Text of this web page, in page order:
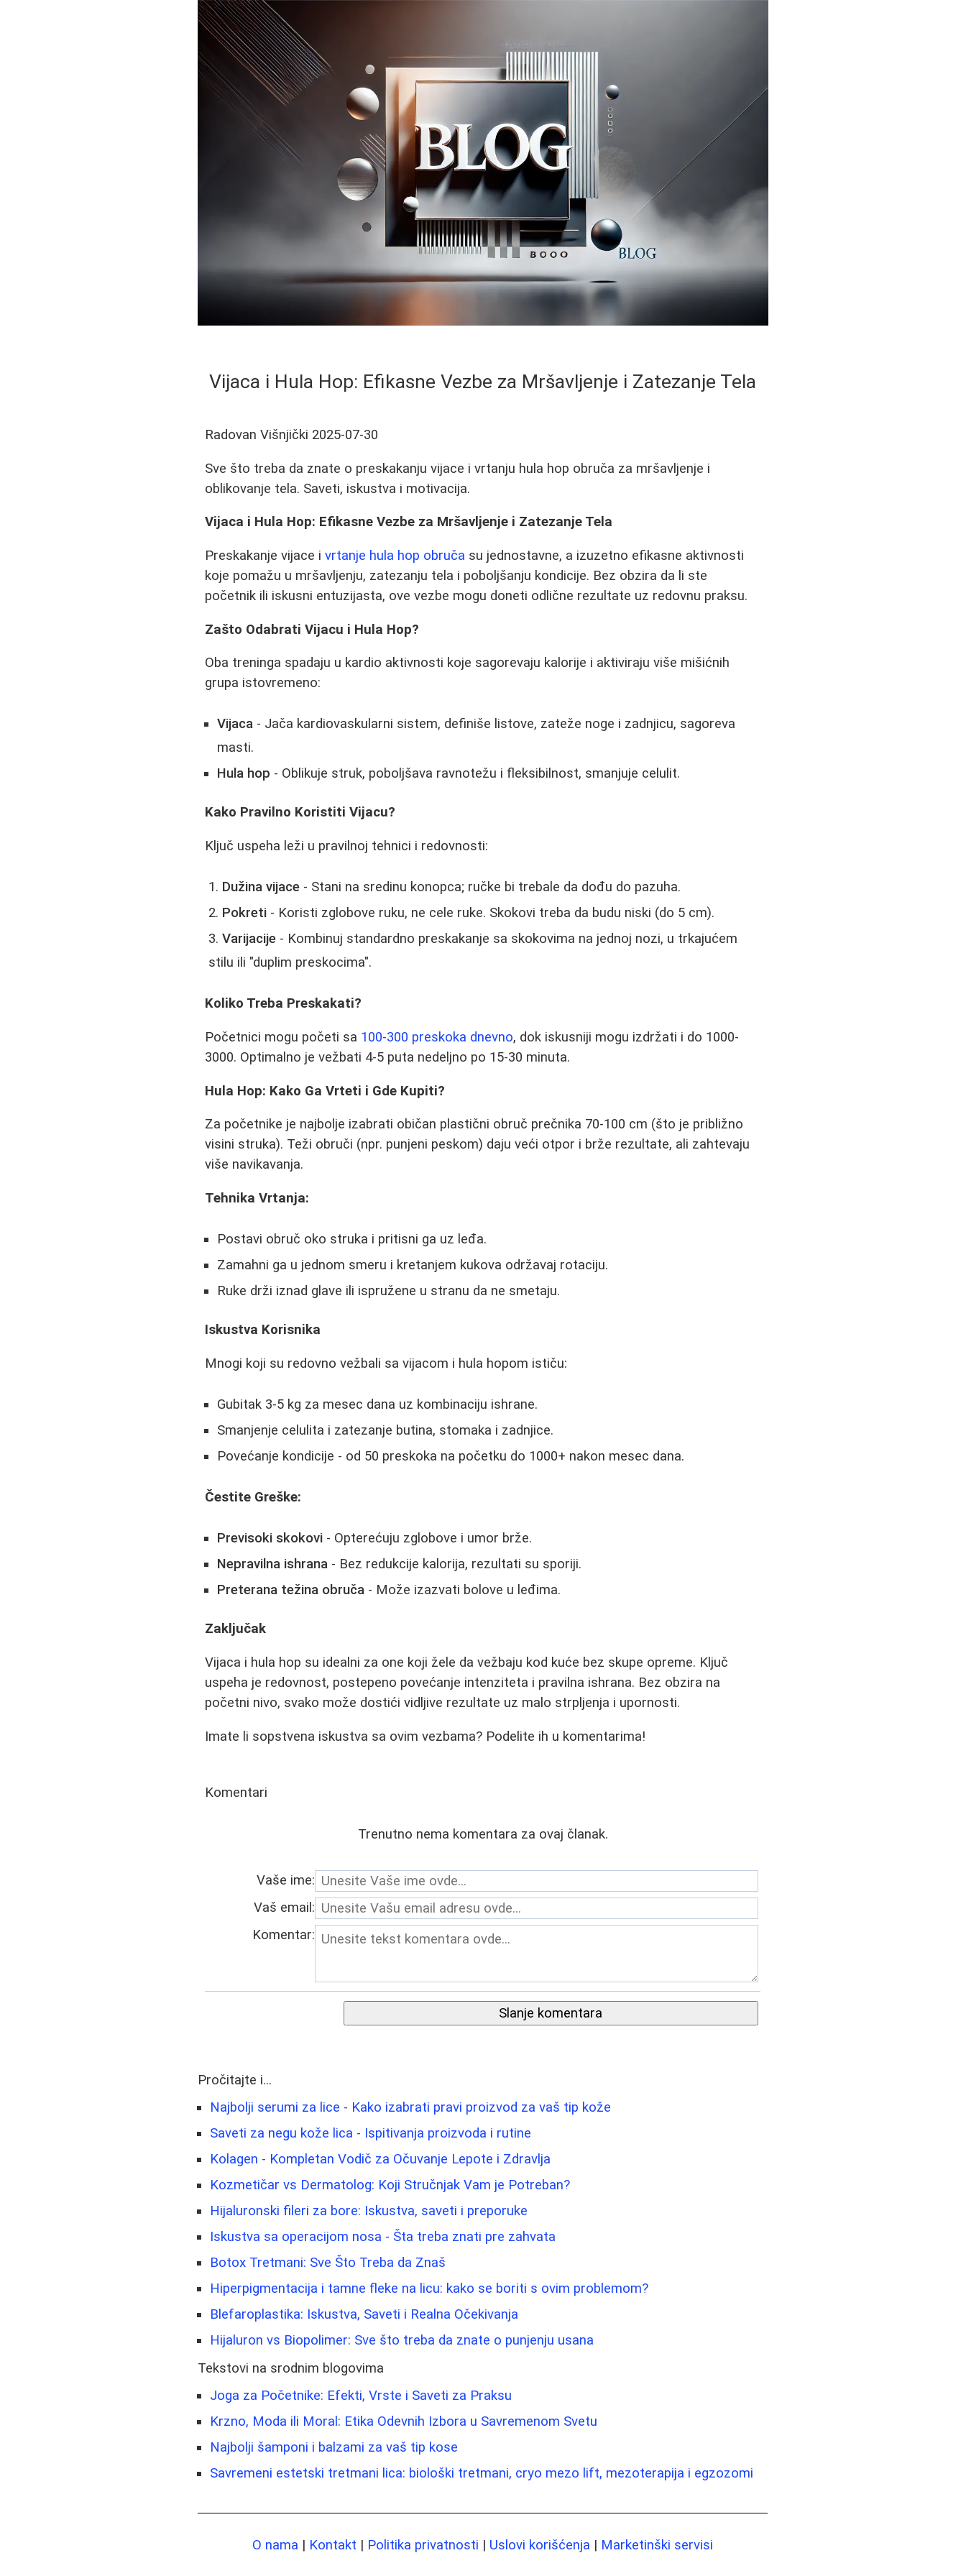
Vijaca i Hula Hop: Efikasne Vezbe za Mršavljenje i Zatezanje Tela
Radovan Višnjički 2025-07-30
Sve što treba da znate o preskakanju vijace i vrtanju hula hop obruča za mršavljenje i
oblikovanje tela. Saveti, iskustva i motivacija.
Vijaca i Hula Hop: Efikasne Vezbe za Mršavljenje i Zatezanje Tela
Preskakanje vijace ivrtanje hula hop obruča su jednostavne, a izuzetno efikasne aktivnosti
koje pomažu u mršavljenju, zatezanju tela i poboljšanju kondicije. Bez obzira da li ste
početnik ili iskusni entuzijasta, ove vezbe mogu doneti odlične rezultate uz redovnu praksu.
Zašto Odabrati Vijacu i Hula Hop?
Oba treninga spadaju u kardio aktivnosti koje sagorevaju kalorije i aktiviraju više mišićnih
grupa istovremeno:
Vijaca - Jača kardiovaskularni sistem, definiše listove, zateže noge i zadnjicu, sagoreva
masti.
Hula hop - Oblikuje struk, poboljšava ravnotežu i fleksibilnost, smanjuje celulit.
Kako Pravilno Koristiti Vijacu?
Ključ uspeha leži u pravilnoj tehnici i redovnosti:
Dužina vijace - Stani na sredinu konopca; ručke bi trebale da dođu do pazuha.
Pokreti - Koristi zglobove ruku, ne cele ruke. Skokovi treba da budu niski (do 5 cm).
Varijacije - Kombinuj standardno preskakanje sa skokovima na jednoj nozi, u trkajućem
stilu ili "duplim preskocima".
Koliko Treba Preskakati?
Početnici mogu početi sa 100-300 preskoka dnevno, dok iskusniji mogu izdržati i do 1000-
3000. Optimalno je vežbati 4-5 puta nedeljno po 15-30 minuta.
Hula Hop: Kako Ga Vrteti i Gde Kupiti?
Za početnike je najbolje izabrati običan plastični obruč prečnika 70-100 cm (što je približno
visini struka). Teži obruči (npr. punjeni peskom) daju veći otpor i brže rezultate, ali zahtevaju
više navikavanja.
Tehnika Vrtanja:
Postavi obruč oko struka i pritisni ga uz leđa.
Zamahni ga u jednom smeru i kretanjem kukova održavaj rotaciju.
Ruke drži iznad glave ili ispružene u stranu da ne smetaju.
Iskustva Korisnika
Mnogi koji su redovno vežbali sa vijacom i hula hopom ističu:
Gubitak 3-5 kg za mesec dana uz kombinaciju ishrane.
Smanjenje celulita i zatezanje butina, stomaka i zadnjice.
Povećanje kondicije - od 50 preskoka na početku do 1000+ nakon mesec dana.
Čestite Greške:
Previsoki skokovi - Opterećuju zglobove i umor brže.
Nepravilna ishrana - Bez redukcije kalorija, rezultati su sporiji.
Preterana težina obruča - Može izazvati bolove u leđima.
Zaključak
Vijaca i hula hop su idealni za one koji žele da vežbaju kod kuće bez skupe opreme. Ključ
uspeha je redovnost, postepeno povećanje intenziteta i pravilna ishrana. Bez obzira na
početni nivo, svako može dostići vidljive rezultate uz malo strpljenja i upornosti.
Imate li sopstvena iskustva sa ovim vezbama? Podelite ih u komentarima!
Komentari
Trenutno nema komentara za ovaj članak.
Vaše ime:
Vaš email:
Komentar:
Slanje komentara
Pročitajte i...
Najbolji serumi za lice - Kako izabrati pravi proizvod za vaš tip kože
Saveti za negu kože lica - Ispitivanja proizvoda i rutine
Kolagen - Kompletan Vodič za Očuvanje Lepote i Zdravlja
Kozmetičar vs Dermatolog: Koji Stručnjak Vam je Potreban?
Hijaluronski fileri za bore: Iskustva, saveti i preporuke
Iskustva sa operacijom nosa - Šta treba znati pre zahvata
Botox Tretmani: Sve Što Treba da Znaš
Hiperpigmentacija i tamne fleke na licu: kako se boriti s ovim problemom?
Blefaroplastika: Iskustva, Saveti i Realna Očekivanja
Hijaluron vs Biopolimer: Sve što treba da znate o punjenju usana
Tekstovi na srodnim blogovima
Joga za Početnike: Efekti, Vrste i Saveti za Praksu
Krzno, Moda ili Moral: Etika Odevnih Izbora u Savremenom Svetu
Najbolji šamponi i balzami za vaš tip kose
Savremeni estetski tretmani lica: biološki tretmani, cryo mezo lift, mezoterapija i egzozomi
O nama | Kontakt | Politika privatnosti | Uslovi korišćenja | Marketinški servisi